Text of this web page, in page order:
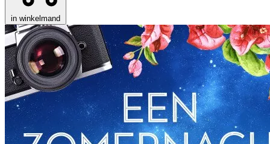
in winkelmand